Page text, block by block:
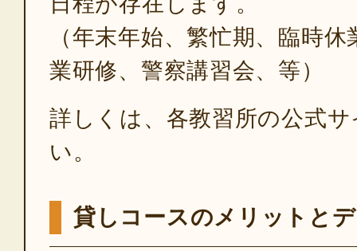
（年末年始、繁忙期、臨時
業研修、警察講習会、等）
詳しくは、各教習所の公式
い。
貸しコースのメリットと